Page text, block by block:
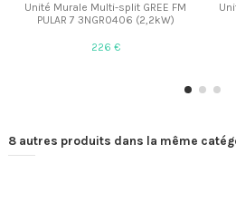
Unité Murale Multi-split GREE FM
PULAR 7 3NGR0406 (2,2kW)
226 €
8 autres produits dans la même